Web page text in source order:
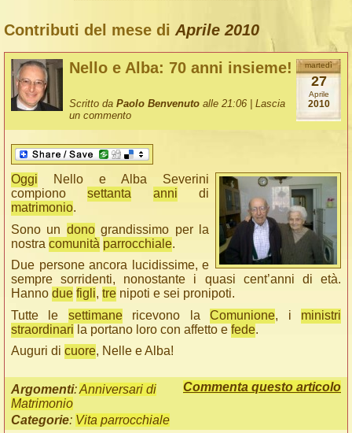
Contributi del mese di Aprile 2010
martedì
27
Aprile
2010
Nello e Alba: 70 anni insieme!
Scritto da Paolo Benvenuto alle 21:06 | Lascia
un commento
Oggi Nello e Alba Severini
compionosettanta anni di
matrimonio.
Sono un donograndissimo per la
nostra comunità parrocchiale.
Due persone ancora lucidissime, e
sempre sorridenti, nonostante i quasi cent’anni di età.
Hanno due figli, tre nipoti e sei pronipoti.
Tutte le settimanericevono laComunione, i ministri
straordinari la portano loro con affetto e fede.
Auguri di cuore, Nelle e Alba!
Commenta questo articolo
Argomenti:Anniversari di
Matrimonio
Categorie: Vita parrocchiale